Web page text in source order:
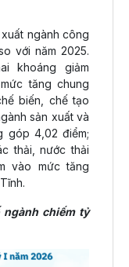
ngành công
với năm 2025.
khoáng giảm
tăng chung
biến, chế tạo
sản xuất và
góp 4,02 điểm;
thải, nước thải
vào mức tăng
chiếm tỷ